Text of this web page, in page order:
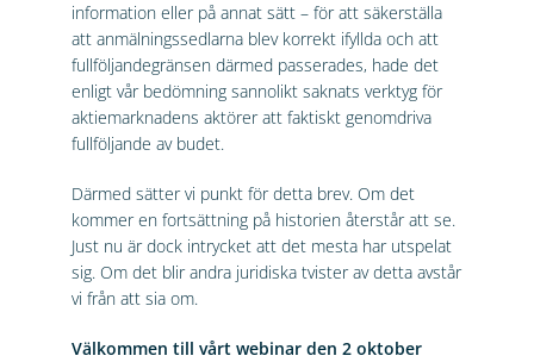
information eller på annat sätt – för att säkerställa
att anmälningssedlarna blev korrekt ifyllda och att
fullföljandegränsen därmed passerades, hade det
enligt vår bedömning sannolikt saknats verktyg för
aktiemarknadens aktörer att faktiskt genomdriva
fullföljande av budet.
Därmed sätter vi punkt för detta brev. Om det
kommer en fortsättning på historien återstår att se.
Just nu är dock intrycket att det mesta har utspelat
sig. Om det blir andra juridiska tvister av detta avstår
vi från att sia om.
Välkommen till vårt webinar den 2 oktober